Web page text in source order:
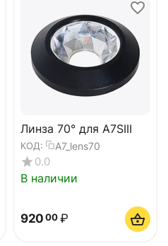
Линза 70° для A7SIII
КОД: A7_lens70
0.0
В наличии
920 00 ₽